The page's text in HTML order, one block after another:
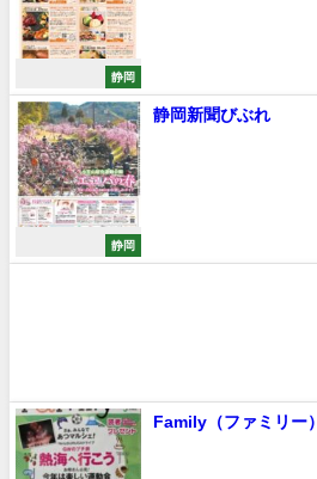
静岡
静岡
静岡新聞びぶれ
Family（ファミリー）